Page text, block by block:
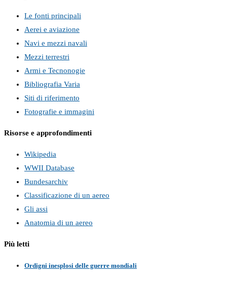
Le fonti principali
Aerei e aviazione
Navi e mezzi navali
Mezzi terrestri
Armi e Tecnonogie
Bibliografia Varia
Siti di riferimento
Fotografie e immagini
Risorse e approfondimenti
Wikipedia
WWII Database
Bundesarchiv
Classificazione di un aereo
Gli assi
Anatomia di un aereo
Più letti
Ordigni inesplosi delle guerre mondiali